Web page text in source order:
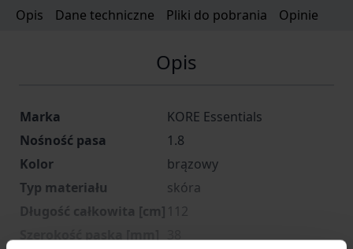
Opis Dane techniczne Pliki do pobrania Opinie
Opis
Marka
KORE Essentials
Nośność pasa
1.8
Kolor
brązowy
Typ materiału
skóra
Długość całkowita [cm] 112